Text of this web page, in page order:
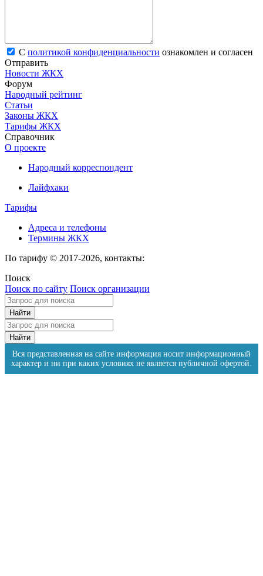
С политикой конфиденциальности ознакомлен и согласен
Отправить
Новости ЖКХ
Форум
Народный рейтинг
Статьи
Законы ЖКХ
Тарифы ЖКХ
Справочник
О проекте
Народный корреспондент
Лайфхаки
Тарифы
Адреса и телефоны
Термины ЖКХ
По тарифу © 2017-2026, контакты:
Поиск
Поиск по сайту Поиск организации
Вся представленная на сайте информация носит информационный
характер и ни при каких условиях не является публичной офертой.